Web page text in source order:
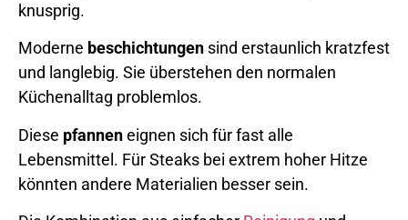
knusprig.
Moderne beschichtungen sind erstaunlich kratzfest
und langlebig. Sie überstehen den normalen
Küchenalltag problemlos.
Diese pfanneneignen sich für fast alle
Lebensmittel. Für Steaks bei extrem hoher Hitze
könnten andere Materialien besser sein.